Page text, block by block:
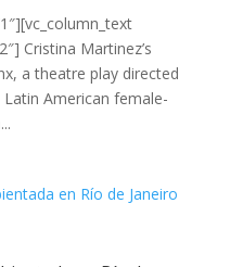
Cristina Martinez’s
a theatre play directed
American female-